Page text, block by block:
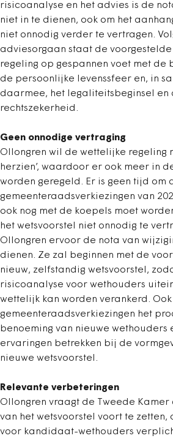
risicoanalyse en het advies is de
niet in te dienen, ook om het
niet onnodig verder te vertragen.
adviesorgaan staat de
regeling op gespannen voet met de
de persoonlijke levenssfeer en, in
daarmee, het legaliteitsbeginsel en
rechtszekerheid.
Geen onnodige vertraging
Ollongren wil de wettelijke regeling
herzien’, waardoor er ook meer in
worden geregeld. Er is geen tijd om
gemeenteraadsverkiezingen van
ook nog met de koepels moet
het wetsvoorstel niet onnodig te
Ollongren ervoor de nota van
dienen. Ze zal beginnen met de
nieuw, zelfstandig wetsvoorstel,
risicoanalyse voor wethouders
wettelijk kan worden verankerd.
gemeenteraadsverkiezingen het
benoeming van nieuwe wethouders
ervaringen betrekken bij de
nieuwe wetsvoorstel.
Relevante verbeteringen
Ollongren vraagt de Tweede
van het wetsvoorstel voort te zetten,
voor kandidaat-wethouders